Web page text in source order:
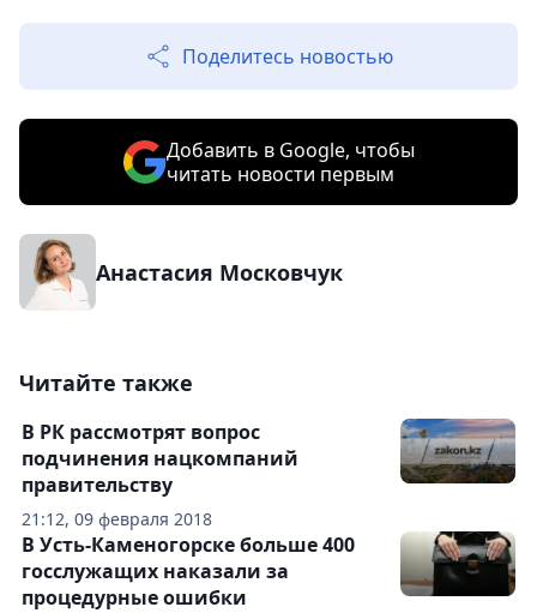
Поделитесь новостью
Добавить в Google, чтобы
читать новости первым
Анастасия Московчук
Читайте также
21:12, 09 февраля 2018
В РК рассмотрят вопрос
подчинения нацкомпаний
правительству
В Усть-Каменогорске больше 400
госслужащих наказали за
процедурные ошибки